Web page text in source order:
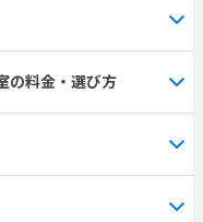
の料金・選び方